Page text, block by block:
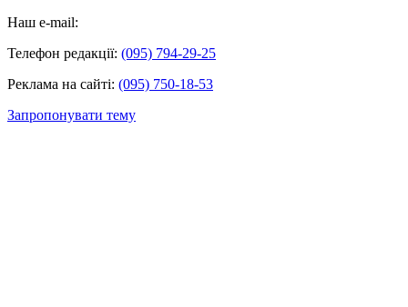
Наш e-mail:
Телефон редакції: (095) 794-29-25
Реклама на сайті: (095) 750-18-53
Запропонувати тему